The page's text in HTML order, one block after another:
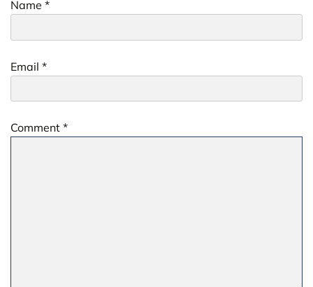
Comment *
Name *
Email *